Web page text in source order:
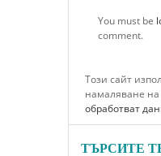
You must be
comment.
Този сайт
намаляване
обработват
ТЪРСИТЕ